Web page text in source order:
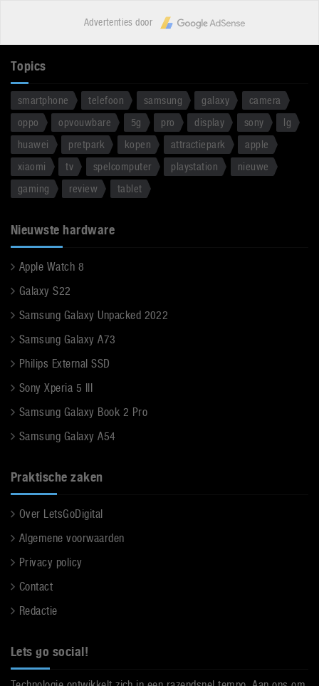
Advertenties door
Topics
smartphone telefoon samsung galaxy
camera
oppo
opvouwbare 5g pro display sony
lg
huawei
pretpark kopen attractiepark
apple
xiaomi
tv spelcomputer playstation
nieuwe
gaming
review tablet
Nieuwste hardware
Apple Watch 8
Galaxy S22
Samsung Galaxy Unpacked 2022
Samsung Galaxy A73
Philips External SSD
Sony Xperia 5 III
Samsung Galaxy Book 2 Pro
Samsung Galaxy A54
Praktische zaken
Over LetsGoDigital
Algemene voorwaarden
Privacy policy
Contact
Redactie
Lets go social!